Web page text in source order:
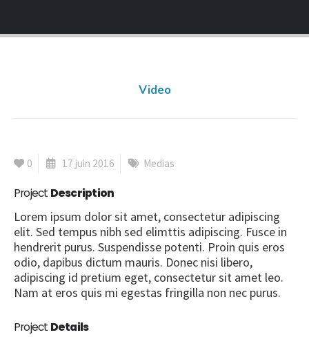
Video
0 17 juin 2016 Medias
Project Description
Lorem ipsum dolor sit amet, consectetur adipiscing
elit. Sed tempus nibh sed elimttis adipiscing. Fusce in
hendrerit purus. Suspendisse potenti. Proin quis eros
odio, dapibus dictum mauris. Donec nisi libero,
adipiscing id pretium eget, consectetur sit amet leo.
Nam at eros quis mi egestas fringilla non nec purus.
Project Details